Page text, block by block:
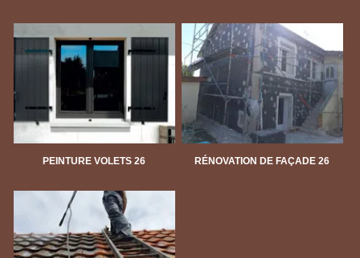
PEINTURE VOLETS 26 RÉNOVATION DE FAÇADE 26